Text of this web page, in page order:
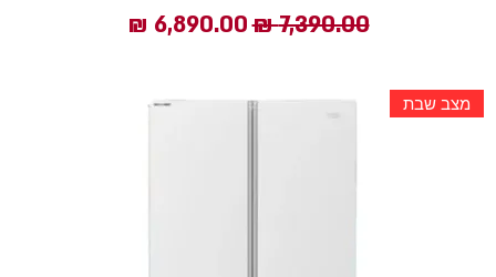
מחיר רגיל‏7,390.00 ‏₪ מחיר מבצע
מצב שבת